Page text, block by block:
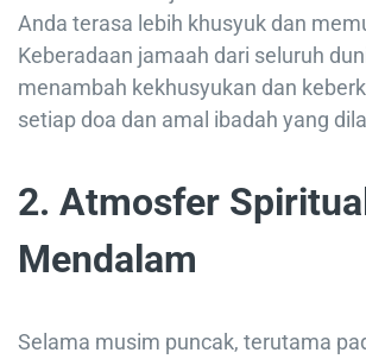
Anda terasa lebih khusyuk dan
Keberadaan jamaah dari seluruh
menambah kekhusyukan dan
setiap doa dan amal ibadah yang
2. Atmosfer
Mendalam
Selama musim puncak, terutama